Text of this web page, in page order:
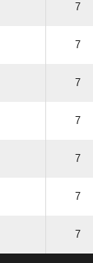
7
7
7
7
7
7
7